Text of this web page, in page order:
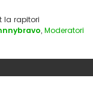
la rapitori
, Moderatori